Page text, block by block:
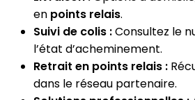
en points relais.
Suivi de colis :Consultez le
l’état d’acheminement.
Retrait en points relais :
dans le réseau partenaire.